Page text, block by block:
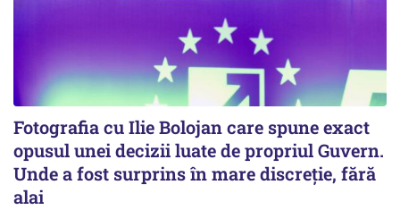
Fotografia cu Ilie Bolojan care spune exact
opusul unei decizii luate de propriul Guvern.
Unde a fost surprins în mare discreție, fără
alai